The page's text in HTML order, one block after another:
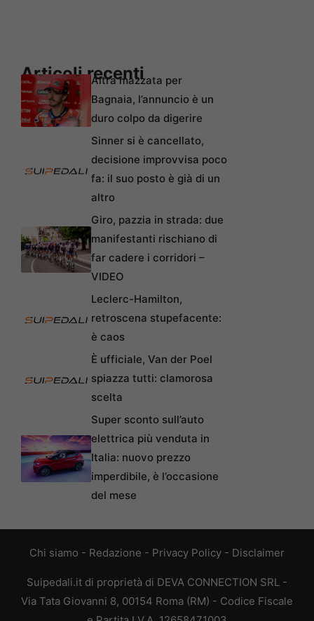
Articoli recenti
Altra mazzata per
Bagnaia, l’annuncio è un
duro colpo da digerire
Sinner si è cancellato,
decisione improvvisa poco
fa: il suo posto è già di un
altro
Giro, pazzia in strada: due
manifestanti rischiano di
far cadere i corridori –
VIDEO
Leclerc-Hamilton,
retroscena stupefacente:
è caos
È ufficiale, Van der Poel
spiazza tutti: clamorosa
scelta
Super sconto sull’auto
elettrica più venduta in
Italia: nuovo prezzo
imperdibile, è l’occasione
del mese
Chi siamo - Redazione - Privacy Policy - Disclaimer
Suipedali.it di proprietà di DEVA CONNECTION SRL -
Via Tata Giovanni 8, 00154 Roma (RM) - Codice Fiscale